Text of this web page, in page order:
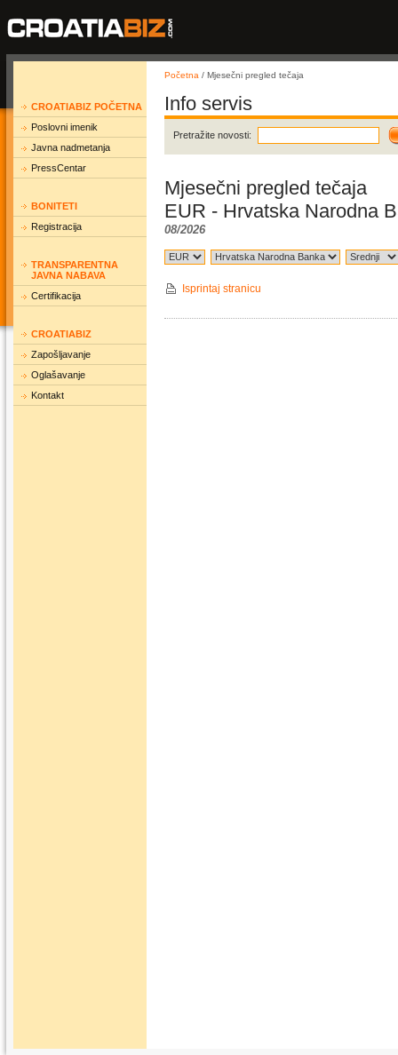
CROATIABIZ POČETNA
Poslovni imenik
Javna nadmetanja
PressCentar
BONITETI
Registracija
TRANSPARENTNA
JAVNA NABAVA
Certifikacija
CROATIABIZ
Zapošljavanje
Oglašavanje
Kontakt
Početna / Mjesečni pregled tečaja
Info servis
Pretražite novosti:
Mjesečni pregled tečaja
EUR - Hrvatska Narodna
08/2026
Isprintaj stranicu